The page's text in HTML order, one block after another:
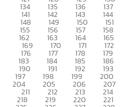
134 135 136 137
141 142 143 144
148 149 150 151
155 156 157 158
162 163 164 165
169 170 171 172
176 177 178 179
183 184 185 186
190 191 192 193
197 198 199 200
204 205 206 207
211 212 213 214
218 219 220 221